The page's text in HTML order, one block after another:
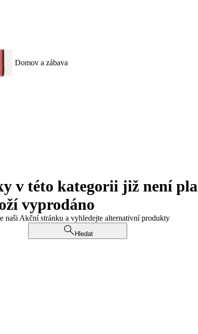
Domov a zábava
v této kategorii již není
vyprodáno
naši Akční stránku a vyhledejte alternativní produkty
Hledat